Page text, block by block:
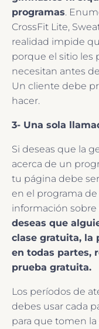
programas.
CrossFit Lite,
realidad impide
porque el sitio les
necesitan antes
Un cliente debe
hacer.
3- Una sola
Si deseas que la
acerca de un
tu página debe
en el programa
información sobre
deseas que
clase gratuita, la
en todas partes,
prueba gratuita.
Los períodos de
debes usar cada
para que tomen